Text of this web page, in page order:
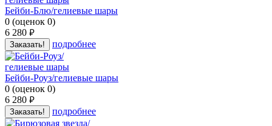
Бейби-Блю/гелиевые шары
0 (оценок 0)
6 280 руб.
Заказать! подробнее
Бейби-Роуз/гелиевые шары
0 (оценок 0)
6 280 руб.
Заказать! подробнее